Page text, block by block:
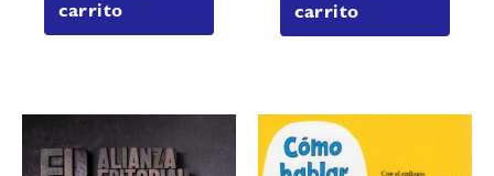
carrito
carrito